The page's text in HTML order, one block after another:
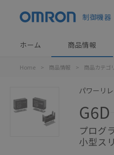
制御機器
ホーム 商品情報
Home > 商品情報 > 商品カテゴ
パワーリ
G6D
プログ
小型ス